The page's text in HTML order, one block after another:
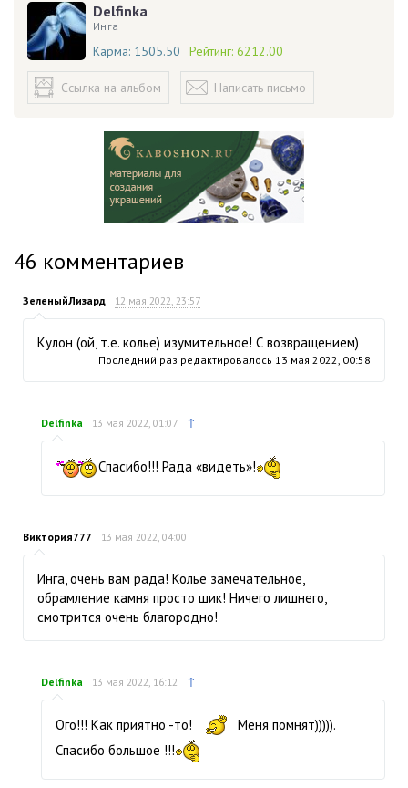
Delfinka
Инга
Карма: 1505.50 Рейтинг: 6212.00
Ссылка на альбом Написать письмо
46 комментариев
ЗеленыйЛизард 12 мая 2022, 23:57
Кулон (ой, т.е. колье) изумительное! С возвращением)
Последний раз редактировалось 13 мая 2022, 00:58
Delfinka 13 мая 2022, 01:07 ↑
Спасибо!!! Рада «видеть»!
Виктория777 13 мая 2022, 04:00
Инга, очень вам рада! Колье замечательное,
обрамление камня просто шик! Ничего лишнего,
смотрится очень благородно!
Delfinka 13 мая 2022, 16:12 ↑
Ого!!! Как приятно -то!
Меня помнят))))).
Спасибо большое !!!